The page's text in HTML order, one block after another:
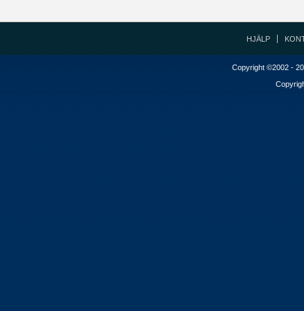
HJÄLP
Copyright ©2002 -